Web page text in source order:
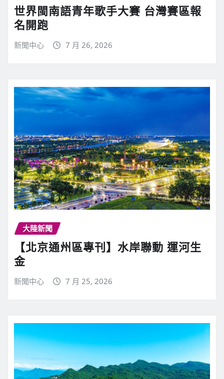
世界閩南語青年歌手大賽 台灣賽區報
名開跑
新聞中心 7 月 26, 2026
大陸新聞
【北京通州區專刊】水岸聯動 運河生
金
新聞中心 7 月 25, 2026